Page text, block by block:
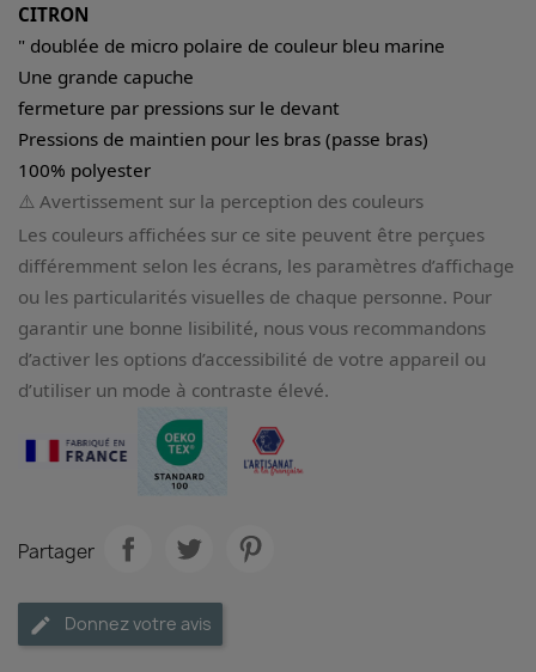
CITRON
" doublée de micro polaire de couleur bleu marine
Une grande capuche
fermeture par pressions sur le devant
Pressions de maintien pour les bras (passe bras)
100% polyester
⚠️ Avertissement sur la perception des couleurs
Les couleurs affichées sur ce site peuvent être perçues
différemment selon les écrans, les paramètres d’affichage
ou les particularités visuelles de chaque personne. Pour
garantir une bonne lisibilité, nous vous recommandons
d’activer les options d’accessibilité de votre appareil ou
d’utiliser un mode à contraste élevé.
Partager
Donnez votre avis